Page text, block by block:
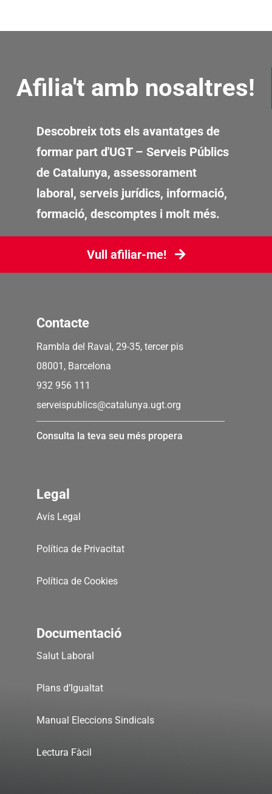
Afilia't amb nosaltres!
Descobreix tots els avantatges de
formar part d'UGT – Serveis Públics
de Catalunya, assessorament
laboral, serveis jurídics, informació,
formació, descomptes i molt més.
Vull afiliar-me!
Contacte
Rambla del Raval, 29-35, tercer pis
08001, Barcelona
932 956 111
serveispublics@catalunya.ugt.org
Consulta la teva seu més propera
Legal
Avís Legal
Política de Privacitat
Política de Cookies
Documentació
Salut Laboral
Plans d’Igualtat
Manual Eleccions Sindicals
Lectura Fàcil